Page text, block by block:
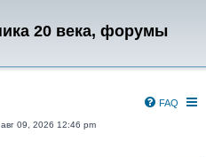
20 века, форумы
FAQ
09, 2026 12:46 pm